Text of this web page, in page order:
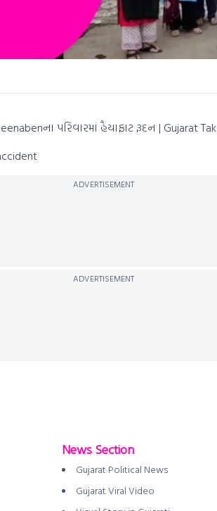
પરિવારમાં હૈયાફાટ રૂદન | Gujarat Tak
ADVERTISEMENT
ADVERTISEMENT
News Section
Gujarat Political News
Gujarat Viral Video